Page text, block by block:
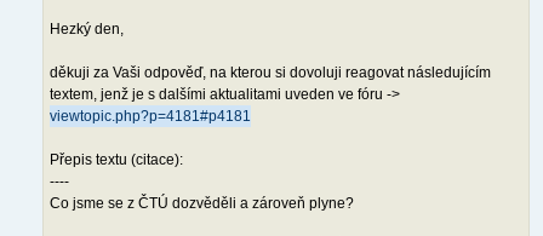
Hezký den,
děkuji za Vaši odpověď, na kterou si dovoluji reagovat následujícím
textem, jenž je s dalšími aktualitami uveden ve fóru ->
viewtopic.php?p=4181#p4181
Přepis textu (citace):
----
Co jsme se z ČTÚ dozvěděli a zároveň plyne?